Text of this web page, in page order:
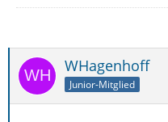
WHagenhoff
Junior-Mitglied